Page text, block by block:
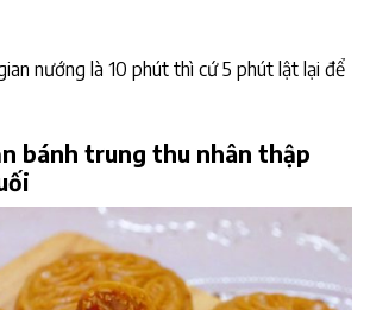
nướng là 10 phút thì cứ 5 phút lật lại để
bánh trung thu nhân thập